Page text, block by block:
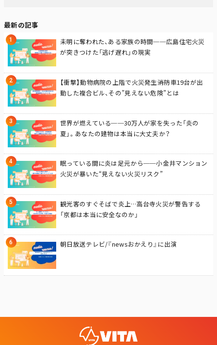
最新の記事
未明に奪われた、ある家族の時間──広島住宅火災
が突きつけた「逃げ遅れ」の現実
【衝撃】動物病院の上階で火災発生――消防車19台が出
動した複合ビル、その”見えない危険”とは
世界が燃えている──30万人が家を失った「炎の
夏」。あなたの建物は本当に大丈夫か？
眠っている間に炎は足元から──小金井マンション
火災が暴いた“見えない火災リスク”
観光客のすぐそばで炎上…高台寺火災が警告する
「京都は本当に安全なのか」
朝日放送テレビ/『newsおかえり』に出演